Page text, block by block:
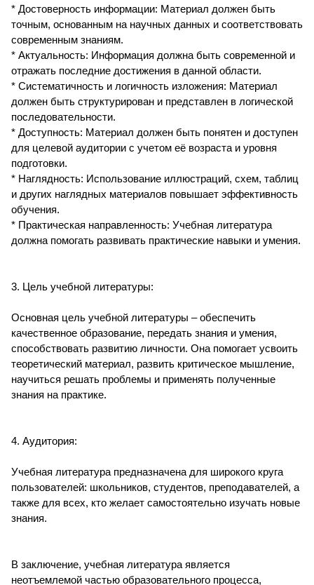
* Достоверность информации: Материал должен быть
точным, основанным на научных данных и соответствовать
современным знаниям.
* Актуальность: Информация должна быть современной и
отражать последние достижения в данной области.
* Систематичность и логичность изложения: Материал
должен быть структурирован и представлен в логической
последовательности.
* Доступность: Материал должен быть понятен и доступен
для целевой аудитории с учетом её возраста и уровня
подготовки.
* Наглядность: Использование иллюстраций, схем, таблиц
и других наглядных материалов повышает эффективность
обучения.
* Практическая направленность: Учебная литература
должна помогать развивать практические навыки и умения.
3. Цель учебной литературы:
Основная цель учебной литературы – обеспечить
качественное образование, передать знания и умения,
способствовать развитию личности. Она помогает усвоить
теоретический материал, развить критическое мышление,
научиться решать проблемы и применять полученные
знания на практике.
4. Аудитория:
Учебная литература предназначена для широкого круга
пользователей: школьников, студентов, преподавателей, а
также для всех, кто желает самостоятельно изучать новые
знания.
В заключение, учебная литература является
неотъемлемой частью образовательного процесса,